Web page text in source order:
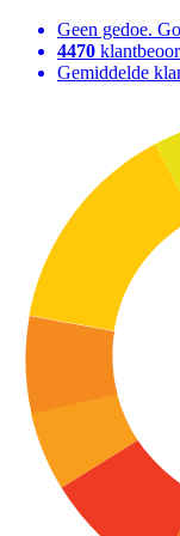
Geen gedoe.
4470
Gemiddelde